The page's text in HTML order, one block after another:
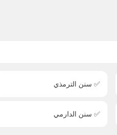
✅ سنن الترمذي
✅ سنن الدارمي